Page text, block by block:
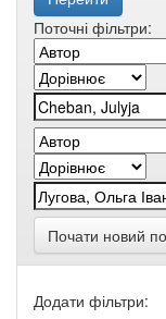
Поточні фільтри:
Почати новий
Додати фільтри: